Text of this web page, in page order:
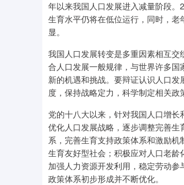
年以来我国人口发展进入减量阶段
生育水平仍将在低位运行，同时，
显。
我国人口发展转变是多重因素相互
合人口发展一般规律，与世界许多
新的机遇和挑战。要辩证认识人口
度，保持战略定力，科学制定相关政
党的十八大以来，针对我国人口增
优化人口发展战略，逐步调整完善
系，完善生育支持政策体系和激励
生育友好型社会；积极应对人口老龄
加强人力资源开发利用，稳定劳动
政策体系初步形成并不断优化。